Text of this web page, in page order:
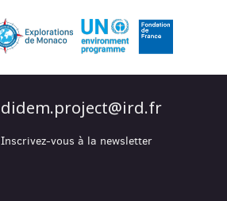
didem.project@ird.fr
Inscrivez-vous à la newsletter